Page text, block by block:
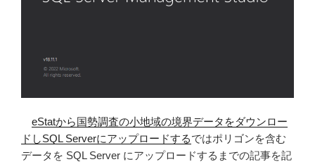
る
eStatから国勢調査の小地域の境界データをダウンロー
ドしSQL Serverにアップロードするではポリゴンを含む
データを SQL Server にアップロードするまでの記事を記